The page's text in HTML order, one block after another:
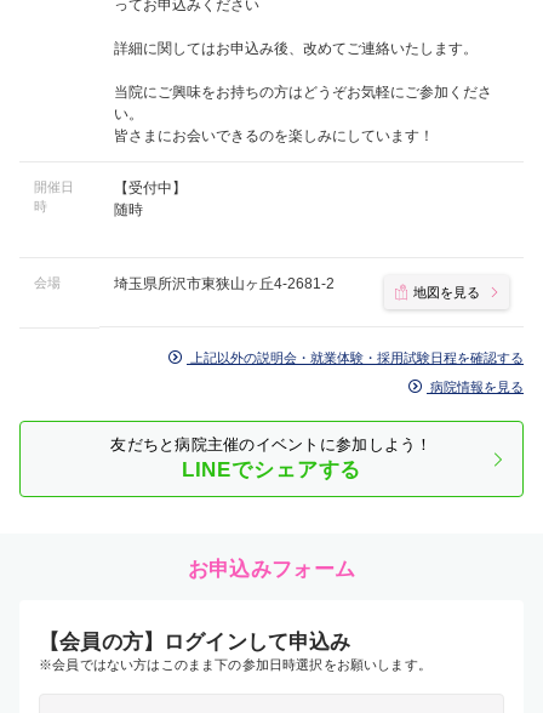
ってお申込みください
詳細に関してはお申込み後、改めてご連絡いたします。
当院にご興味をお持ちの方はどうぞお気軽にご参加くださ
い。
皆さまにお会いできるのを楽しみにしています！
開催日
時
【受付中】
随時
会場 埼玉県所沢市東狭山ヶ丘4-2681-2 地図を見る
上記以外の説明会・就業体験・採用試験日程を確認する
病院情報を見る
友だちと病院主催のイベントに参加しよう！
LINEでシェアする
お申込みフォーム
【会員の方】ログインして申込み
※会員ではない方はこのまま下の参加日時選択をお願いします。